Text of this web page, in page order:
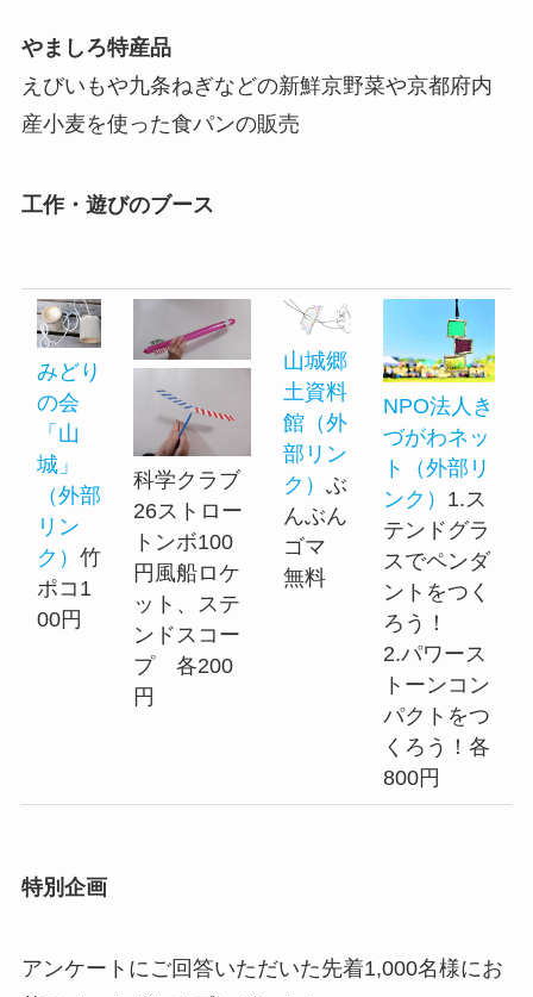
やましろ特産品
​​​​​​えびいもや九条ねぎなどの新鮮京野菜や京都府内
産小麦を使った食パンの販売
工作・遊びのブース
みどり
の会
「山
城」
（外部
リン
ク）竹
ポコ1
00円
科学クラブ
26ストロー
トンボ100
円風船ロケ
ット、ステ
ンドスコー
プ 各200
円
山城郷
土資料
館（外
部リン
ク）ぶ
んぶん
ゴマ
無料
NPO法人き
づがわネッ
ト（外部リ
ンク） 1.ス
テンドグラ
スでペンダ
ントをつく
ろう！
2.パワース
トーンコン
パクトをつ
くろう！各
800円
特別企画
アンケートにご回答いただいた先着1,000名様にお